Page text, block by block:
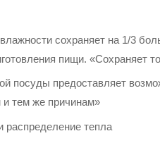
сохраняет на 1/3
пищи. «Сохраняет
посуды предоставляет
и тем же причинам»
распределение тепла